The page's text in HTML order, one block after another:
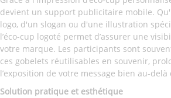
devient un support publicitaire mobile.
logo, d'un slogan ou d'une illustration
l’éco-cup logoté permet d’assurer une
votre marque. Les participants sont
ces gobelets réutilisables en souvenir,
l’exposition de votre message bien au-delà
Solution pratique et esthétique